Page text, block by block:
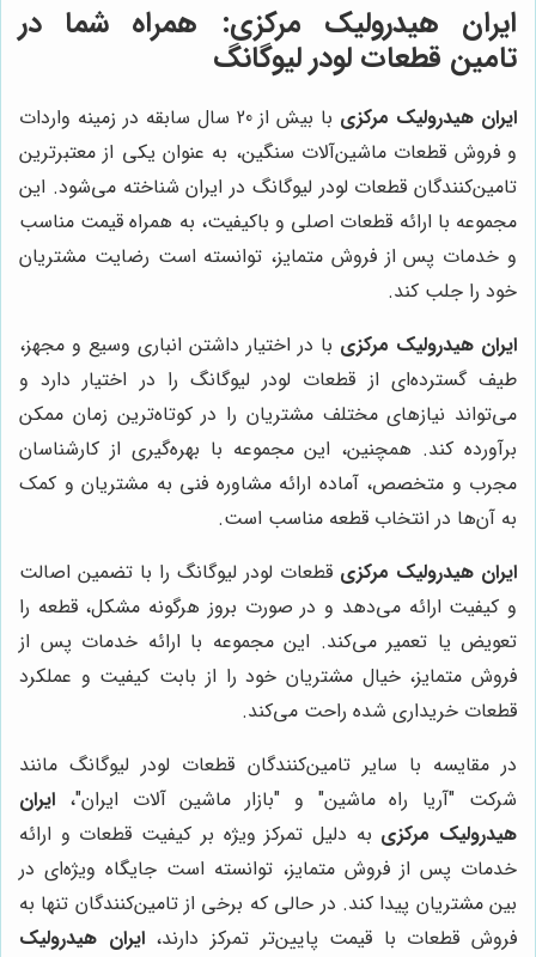
ایران هیدرولیک مرکزی: همراه شما در
تامین قطعات لودر لیوگانگ
ایران هیدرولیک مرکزی
با بیش از 20 سال سابقه در زمینه واردات
و فروش قطعات ماشین‌آلات سنگین، به عنوان یکی از معتبرترین
تامین‌کنندگان قطعات لودر لیوگانگ در ایران شناخته می‌شود. این
مجموعه با ارائه قطعات اصلی و باکیفیت، به همراه قیمت مناسب
و خدمات پس از فروش متمایز، توانسته است رضایت مشتریان
خود را جلب کند.
ایران هیدرولیک مرکزی با در اختیار داشتن انباری وسیع و مجهز،
طیف گسترده‌ای از قطعات لودر لیوگانگ را در اختیار دارد و
می‌تواند نیازهای مختلف مشتریان را در کوتاه‌ترین زمان ممکن
برآورده کند. همچنین، این مجموعه با بهره‌گیری از کارشناسان
مجرب و متخصص، آماده ارائه مشاوره فنی به مشتریان و کمک
به آن‌ها در انتخاب قطعه مناسب است.
ایران هیدرولیک مرکزی قطعات لودر لیوگانگ را با تضمین اصالت
و کیفیت ارائه می‌دهد و در صورت بروز هرگونه مشکل، قطعه را
تعویض یا تعمیر می‌کند. این مجموعه با ارائه خدمات پس از
فروش متمایز، خیال مشتریان خود را از بابت کیفیت و عملکرد
قطعات خریداری شده راحت می‌کند.
در مقایسه با سایر تامین‌کنندگان قطعات لودر لیوگانگ مانند
شرکت "آریا راه ماشین" و "بازار ماشین آلات ایران"، ایران
هیدرولیک مرکزی به دلیل تمرکز ویژه بر کیفیت قطعات و ارائه
خدمات پس از فروش متمایز، توانسته است جایگاه ویژه‌ای در
بین مشتریان پیدا کند. در حالی که برخی از تامین‌کنندگان تنها به
فروش قطعات با قیمت پایین‌تر تمرکز دارند،ایران هیدرولیک